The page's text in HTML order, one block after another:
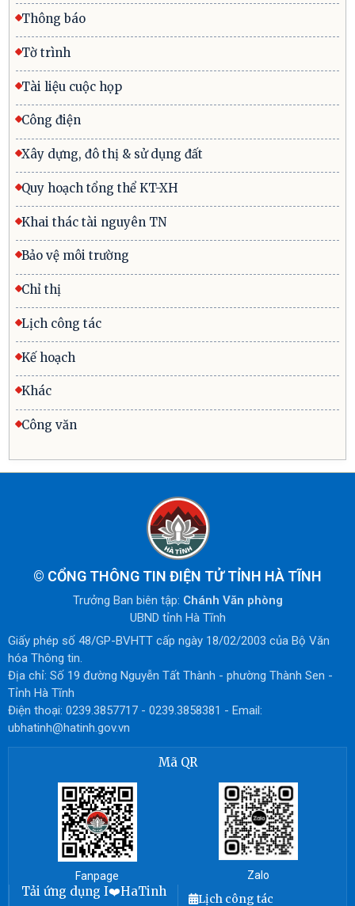
Thông báo
Tờ trình
Tài liệu cuộc họp
Công điện
Xây dựng, đô thị & sử dụng đất
Quy hoạch tổng thể KT-XH
Khai thác tài nguyên TN
Bảo vệ môi trường
Chỉ thị
Lịch công tác
Kế hoạch
Khác
Công văn
© CỔNG THÔNG TIN ĐIỆN TỬ TỈNH HÀ TĨNH
Trưởng Ban biên tập: Chánh Văn phòng
UBND tỉnh Hà Tĩnh
Giấy phép số 48/GP-BVHTT cấp ngày 18/02/2003 của Bộ Văn
hóa Thông tin.
Địa chỉ: Số 19 đường Nguyễn Tất Thành - phường Thành Sen -
Tỉnh Hà Tĩnh
Điện thoại: 0239.3857717 - 0239.3858381 - Email:
ubhatinh@hatinh.gov.vn
Mã QR
Fanpage Zalo
Tải ứng dụng I❤️HaTinh Lịch công tác